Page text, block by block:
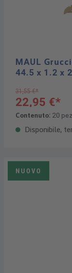
MAUL
44.5 x 1.2 x
31,55 €*
22,95 €*
Contenuto: 20
Disponibile,
NUOVO